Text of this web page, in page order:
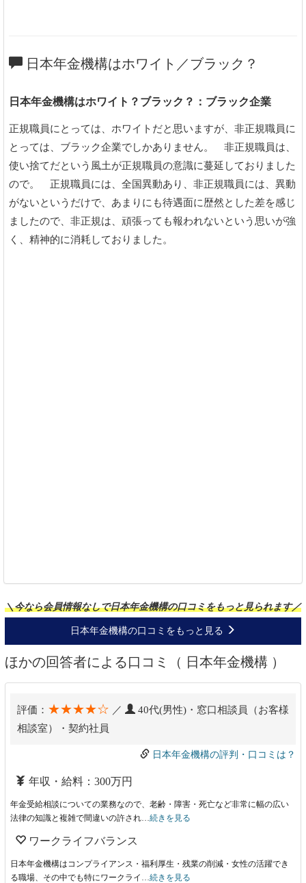
日本年金機構はホワイト／ブラック？
日本年金機構はホワイト？ブラック？：ブラック企業
正規職員にとっては、ホワイトだと思いますが、非正規職員に
とっては、ブラック企業でしかありません。 非正規職員は、
使い捨てだという風土が正規職員の意識に蔓延しておりました
ので。 正規職員には、全国異動あり、非正規職員には、異動
がないというだけで、あまりにも待遇面に歴然とした差を感じ
ましたので、非正規は、頑張っても報われないという思いが強
く、精神的に消耗しておりました。
＼今なら会員情報なしで日本年金機構の口コミをもっと見られます／
日本年金機構の口コミをもっと見る
ほかの回答者による口コミ（ 日本年金機構 ）
評価： ★★★★☆ ／
40代(男性)・窓口相談員（お客様
相談室）・契約社員
日本年金機構の評判・口コミは？
年収・給料：300万円
年金受給相談についての業務なので、老齢・障害・死亡など非常に幅の広い
法律の知識と複雑で間違いの許され… 続きを見る
ワークライフバランス
日本年金機構はコンプライアンス・福利厚生・残業の削減・女性の活躍でき
る職場、その中でも特にワークライ… 続きを見る